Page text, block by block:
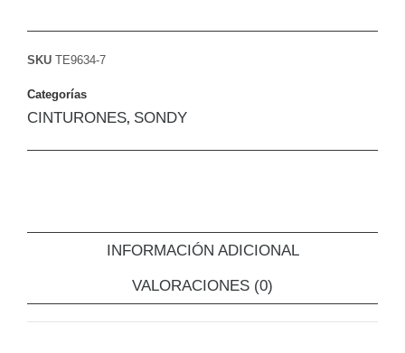
SKU TE9634-7
Categorías
CINTURONES, SONDY
INFORMACIÓN ADICIONAL
VALORACIONES (0)